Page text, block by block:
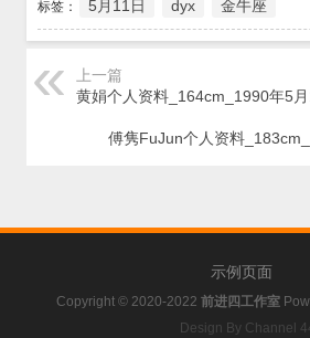
标签： 5月11日 dyx 金牛座
上一篇
黄娟个人资料_164cm_1990年5
傅隽FuJun个人资料
示例页面
Copyright © 2020-2022 前进四工作室
Design By Channel